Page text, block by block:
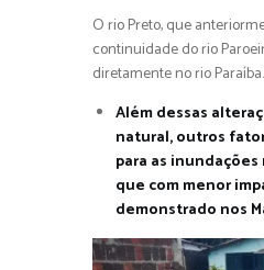
O rio Preto, que
continuidade do rio
diretamente no rio Paraíba.
Além dessas
natural, outros
para as
que com menor
demonstrado nos